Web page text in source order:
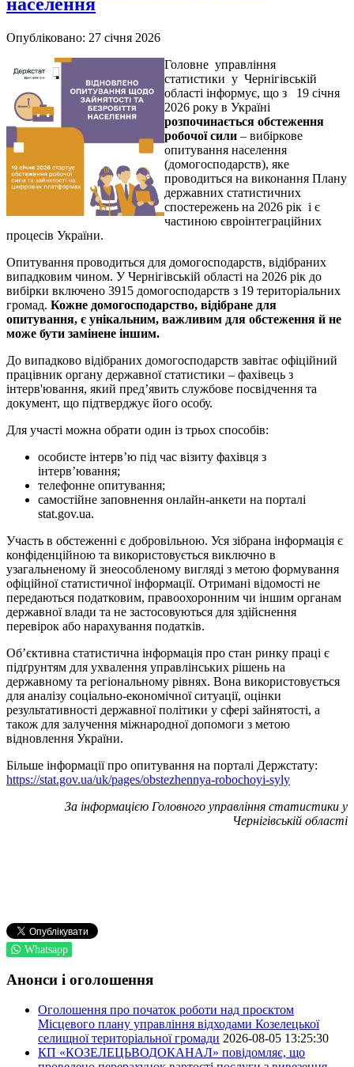
Опубліковано: 27 січня 2026
Головне управління
статистики у Чернігівській
області інформує, що з 19 січня
2026 року в Україні
розпочинається обстеження
робочої сили – вибіркове
опитування населення
(домогосподарств), яке
проводиться на виконання Плану
державних статистичних
спостережень на 2026 рік і є
частиною євроінтеграційних
процесів України.
Опитування проводиться для домогосподарств, відібраних
випадковим чином.​ У Чернігівській області на 2026 рік до
вибірки включено 3915 домогосподарств з 19 територіальних
громад. Кожне домогосподарство, відібране для
опитування, є унікальним, важливим для обстеження й не
може бути замінене іншим.
До випадково відібраних домогосподарств завітає офіційний
працівник органу державної статистики – фахівець з
інтерв'ювання, який пред’явить службове посвідчення та
документ, що підтверджує його особу.
Для участі можна обрати один із трьох способів:
особисте інтерв’ю під час візиту фахівця з
інтерв’ювання;
телефонне опитування;
самостійне заповнення онлайн-анкети на порталі
stat.gov.ua.
Участь в обстеженні є добровільною. Уся зібрана інформація є
конфіденційною та використовується виключно в
узагальненому й знеособленому вигляді з метою формування
офіційної статистичної інформації. Отримані відомості не
передаються податковим, правоохоронним чи іншим органам
державної влади та не застосовуються для здійснення
перевірок або нарахування податків.
Об’єктивна статистична інформація про стан ринку праці є
підґрунтям для ухвалення управлінських рішень на
державному та регіональному рівнях. Вона використовується
для аналізу соціально-економічної ситуації, оцінки
результативності державної політики у сфері зайнятості, а
також для залучення міжнародної допомоги з метою
відновлення України.
Більше інформації про опитування на порталі Держстату:
https://stat.gov.ua/uk/pages/obstezhennya-robochoyi-syly
За інформацією Головного управління статистики у
Чернігівській області
Whatsapp
Анонси і оголошення
Оголошення про початок роботи над проєктом
Місцевого плану управління відходами Козелецької
селищної територіальної громади 2026-08-05 13:25:30
КП «КОЗЕЛЕЦЬВОДОКАНАЛ» повідомляє, що